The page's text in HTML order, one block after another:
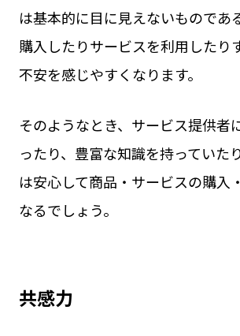
は基本的に目に見えないものであ
購入したりサービスを利用したり
不安を感じやすくなります。
そのようなとき、サービス提供者
ったり、豊富な知識を持っていた
は安心して商品・サービスの購入
なるでしょう。
共感力